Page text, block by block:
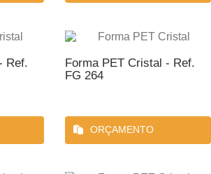
Ref.
Forma PET Cristal - Ref.
FG 264
ORÇAMENTO